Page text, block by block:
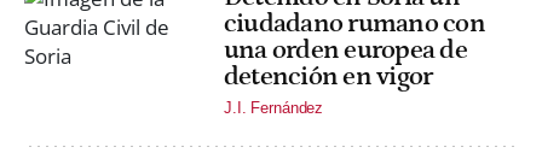
ciudadano rumano con
una orden europea de
detención en vigor
J.I. Fernández